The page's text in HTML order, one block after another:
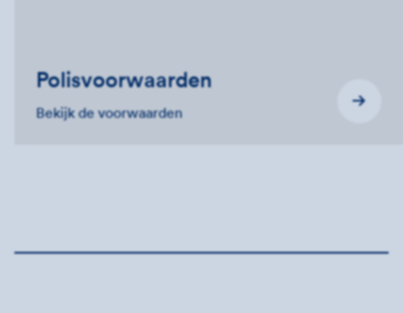
Polis­voorwaarden
Bekijk de voorwaarden